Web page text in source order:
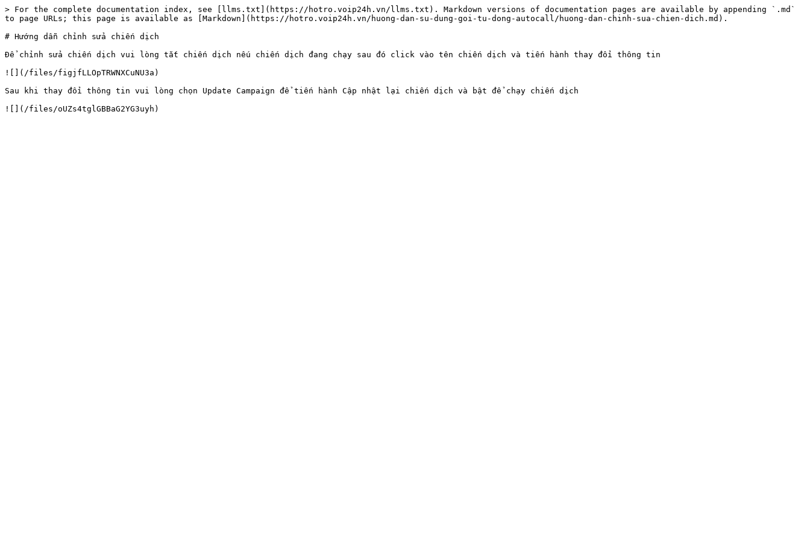
> For the complete documentation index, see [llms.txt](https://hotro.voip24h.vn/llms.txt). Markdown versions of documentation pages are available by appending `.md`
to page URLs; this page is available as [Markdown](https://hotro.voip24h.vn/huong-dan-su-dung-goi-tu-dong-autocall/huong-dan-chinh-sua-chien-dich.md).
# Hướng dẫn chỉnh sửa chiến dịch
Để chỉnh sửa chiến dịch vui lòng tắt chiến dịch nếu chiến dịch đang chạy sau đó click vào tên chiến dịch và tiến hành thay đổi thông tin
![](/files/figjfLLOpTRWNXCuNU3a)
Sau khi thay đổi thông tin vui lòng chọn Update Campaign để tiến hành Cập nhật lại chiến dịch và bật để chạy chiến dịch